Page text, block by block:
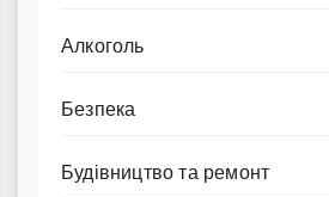
Алкоголь
Безпека
Будівництво та ремонт